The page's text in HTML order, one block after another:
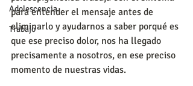
Adolescencia
Trabajo
para entender el mensaje antes de
eliminarlo y ayudarnos a saber porqué es
que ese preciso dolor, nos ha llegado
precisamente a nosotros, en ese preciso
momento de nuestras vidas.